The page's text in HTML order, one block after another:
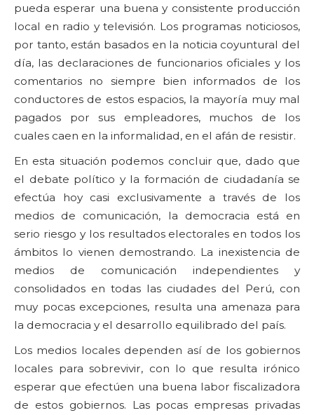
pueda esperar una buena y consistente producción
local en radio y televisión. Los programas noticiosos,
por tanto, están basados en la noticia coyuntural del
día, las declaraciones de funcionarios oficiales y los
comentarios no siempre bien informados de los
conductores de estos espacios, la mayoría muy mal
pagados por sus empleadores, muchos de los
cuales caen en la informalidad, en el afán de resistir.
En esta situación podemos concluir que, dado que
el debate político y la formación de ciudadanía se
efectúa hoy casi exclusivamente a través de los
medios de comunicación, la democracia está en
serio riesgo y los resultados electorales en todos los
ámbitos lo vienen demostrando. La inexistencia de
medios de comunicación independientes y
consolidados en todas las ciudades del Perú, con
muy pocas excepciones, resulta una amenaza para
la democracia y el desarrollo equilibrado del país.
Los medios locales dependen así de los gobiernos
locales para sobrevivir, con lo que resulta irónico
esperar que efectúen una buena labor fiscalizadora
de estos gobiernos. Las pocas empresas privadas